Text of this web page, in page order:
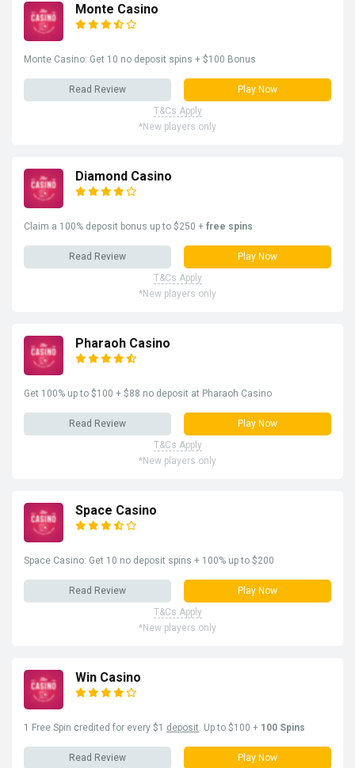
Monte Casino
Monte Casino: Get 10 no deposit spins + $100 Bonus
Read Review
Play Now
T&Cs Apply
*New players only
Diamond Casino
Claim a 100% deposit bonus up to $250 + free spins
Read Review
Play Now
T&Cs Apply
*New players only
Pharaoh Casino
Get 100% up to $100 + $88 no deposit at Pharaoh Casino
Read Review
Play Now
T&Cs Apply
*New players only
Space Casino
Space Casino: Get 10 no deposit spins + 100% up to $200
Read Review
Play Now
T&Cs Apply
*New players only
Win Casino
1 Free Spin credited for every $1 deposit. Up to $100 + 100 Spins
Read Review Play Now